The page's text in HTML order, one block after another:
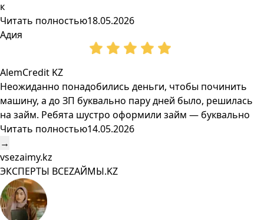
к
Читать полностью18.05.2026
Адия
AlemCredit KZ
Неожиданно понадобились деньги, чтобы починить
машину, а до ЗП буквально пару дней было, решилась
на займ. Ребята шустро оформили займ — буквально
Читать полностью14.05.2026
→
vsezaimy.kz
ЭКСПЕРТЫ ВСЕZAЙМЫ.KZ